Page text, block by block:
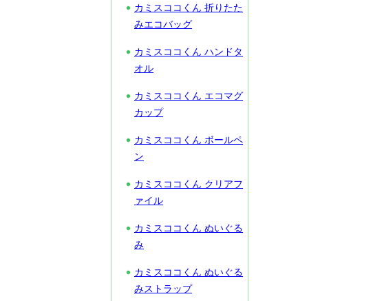
カミスココくん 折りたた
みエコバッグ
カミスココくん ハンドタ
オル
カミスココくん エコマグ
カップ
カミスココくん ボールペ
ン
カミスココくん クリアフ
ァイル
カミスココくん ぬいぐる
み
カミスココくん ぬいぐる
みストラップ